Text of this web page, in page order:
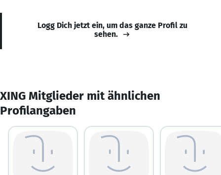
Logg Dich jetzt ein, um das ganze Profil zu
sehen.
XING Mitglieder mit ähnlichen
Profilangaben